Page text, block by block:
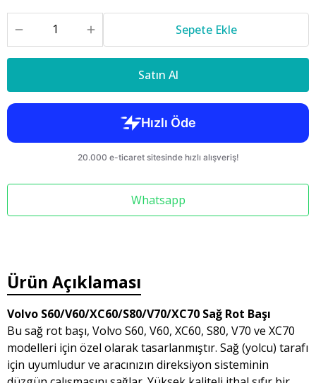
Sepete Ekle
Satın Al
Whatsapp
Ürün Açıklaması
Volvo S60/V60/XC60/S80/V70/XC70 Sağ Rot Başı
Bu sağ rot başı, Volvo S60, V60, XC60, S80, V70 ve XC70
modelleri için özel olarak tasarlanmıştır. Sağ (yolcu) tarafı
için uyumludur ve aracınızın direksiyon sisteminin